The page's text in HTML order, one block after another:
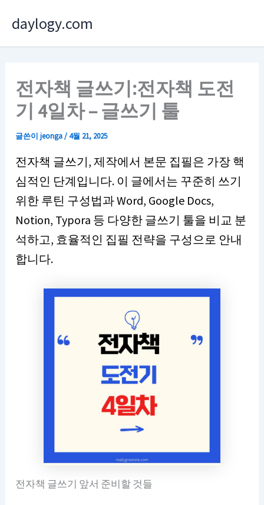
daylogy.com
전자책 글쓰기:전자책 도전
기 4일차 – 글쓰기 툴
글쓴이jeonga/4월 21, 2025
전자책 글쓰기, 제작에서 본문 집필은 가장 핵
심적인 단계입니다. 이 글에서는 꾸준히 쓰기
위한 루틴 구성법과 Word, Google Docs,
Notion, Typora 등 다양한 글쓰기 툴을 비교 분
석하고, 효율적인 집필 전략을 구성으로 안내
합니다.
전자책 글쓰기 앞서 준비할 것들